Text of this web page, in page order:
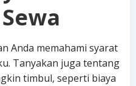
Anda memahami syarat
Tanyakan juga tentang
timbul, seperti biaya